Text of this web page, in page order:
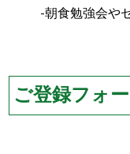
-朝食勉強会や
ご登録フォ